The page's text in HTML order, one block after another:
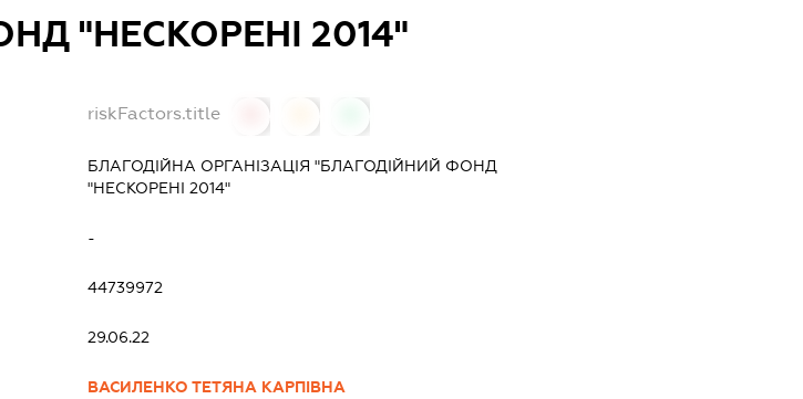
"НЕСКОРЕНІ 2014"
riskFactors.title
БЛАГОДІЙНА ОРГАНІЗАЦІЯ "БЛАГОДІЙНИЙ ФОНД
"НЕСКОРЕНІ 2014"
-
44739972
29.06.22
ВАСИЛЕНКО ТЕТЯНА КАРПІВНА